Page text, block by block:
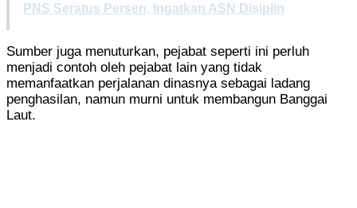
PNS Seratus Persen, Ingatkan ASN Disiplin
Sumber juga menuturkan, pejabat seperti ini perluh
menjadi contoh oleh pejabat lain yang tidak
memanfaatkan perjalanan dinasnya sebagai ladang
penghasilan, namun murni untuk membangun Banggai
Laut.